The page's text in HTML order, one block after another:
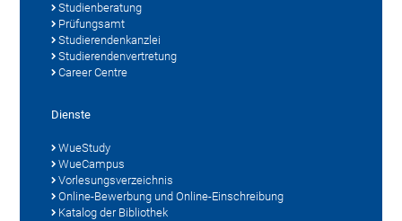
Studienberatung
Prüfungsamt
Studierendenkanzlei
Studierendenvertretung
Career Centre
Dienste
WueStudy
WueCampus
Vorlesungsverzeichnis
Online-Bewerbung und Online-Einschreibung
Katalog der Bibliothek